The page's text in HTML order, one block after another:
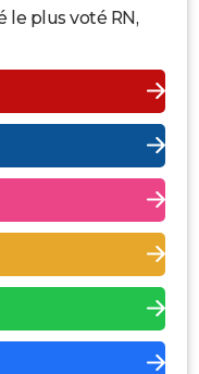
plus voté RN,